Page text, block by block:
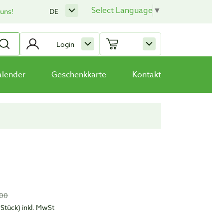
Select Language▼
DE
Login
Geschenkkarte Kontakt
inkl. MwSt